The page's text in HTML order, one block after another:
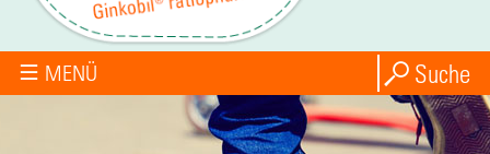
MENÜ Suche